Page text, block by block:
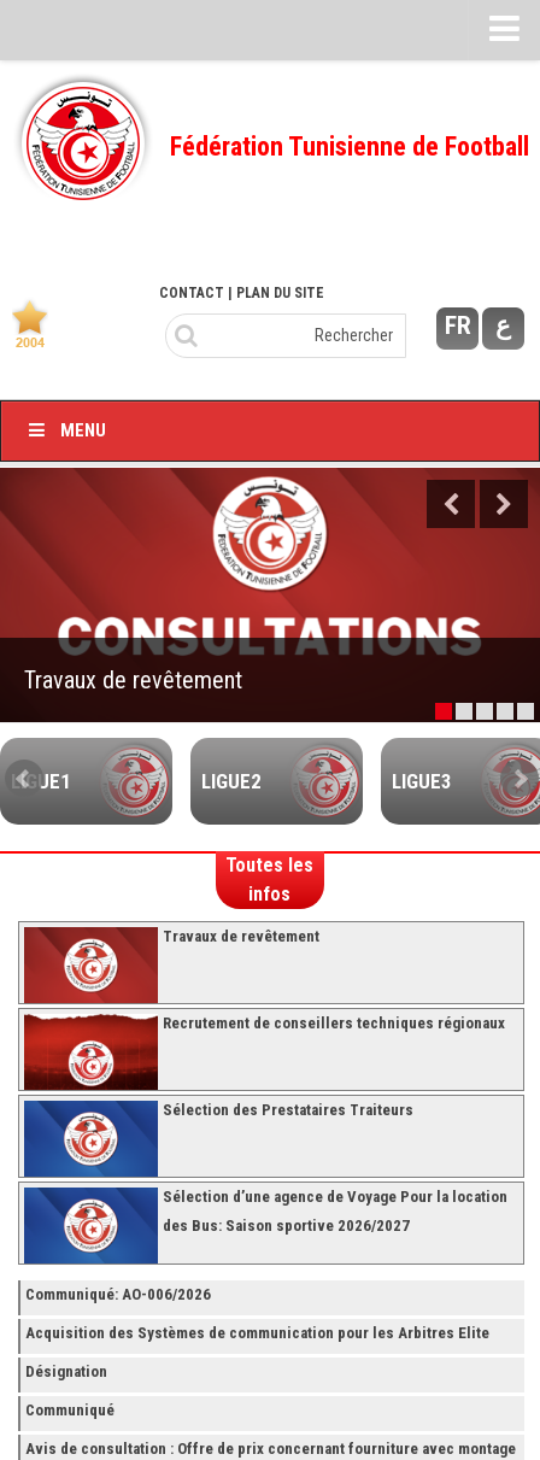
Feuille de match
FMI – 2022/2023
Ligue I – 2022/2023
Ligue I – 2020/2021
Ligue I – 2019/2020
Feuilles de match 2018/2019
Feuille de match 2017/2018
–Ligue I–
–Ligue II–
Feuille de match 2016/2017
-Ligue I-
-Ligue II-
Fédération Tunisienne de Football
FR ع
CONTACT | PLAN DU SITE
MENU
Travaux de revêtement
LIGUE1 LIGUE2 LIGUE3
Toutes les
infos
Travaux de revêtement
Recrutement de conseillers techniques régionaux
Sélection des Prestataires Traiteurs
Sélection d’une agence de Voyage Pour la location
des Bus: Saison sportive 2026/2027
Communiqué: AO-006/2026
Acquisition des Systèmes de communication pour les Arbitres Elite
Désignation
Communiqué
Avis de consultation : Offre de prix concernant fourniture avec montage